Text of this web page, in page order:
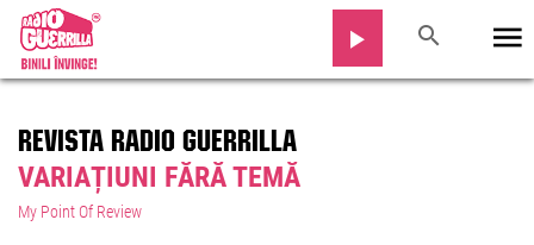
REVISTA RADIO GUERRILLA
VARIAȚIUNI FĂRĂ TEMĂ
My Point Of Review